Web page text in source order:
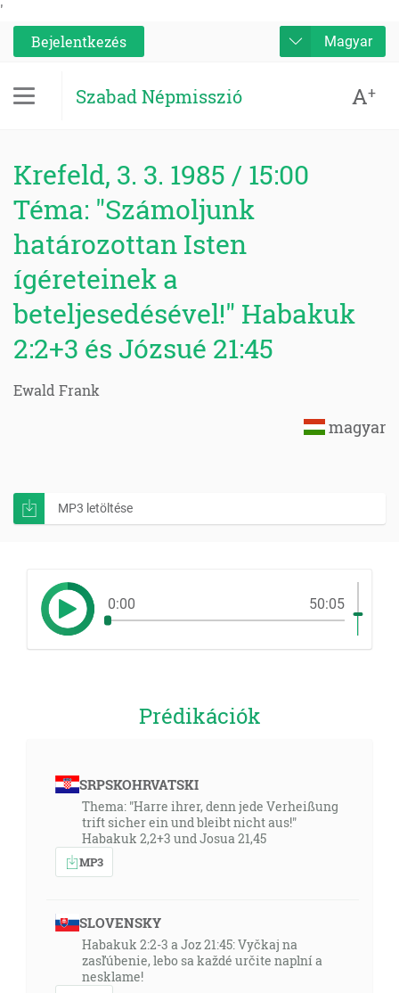
'
Bejelentkezés
Magyar
Szabad Népmisszió A+
Krefeld, 3. 3. 1985 / 15:00
Téma: "Számoljunk
határozottan Isten
ígéreteinek a
beteljesedésével!" Habakuk
2:2+3 és Józsué 21:45
Ewald Frank
magyar
MP3 letöltése
0:00 50:05
Prédikációk
SRPSKOHRVATSKI
Thema: "Harre ihrer, denn jede Verheißung
trift sicher ein und bleibt nicht aus!"
Habakuk 2,2+3 und Josua 21,45
MP3
SLOVENSKY
Habakuk 2:2-3 a Joz 21:45: Vyčkaj na
zasľúbenie, lebo sa každé určite naplní a
nesklame!